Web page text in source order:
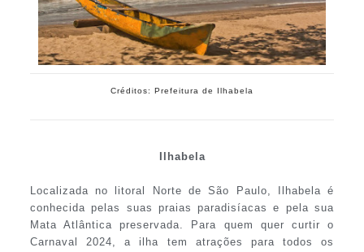
Créditos: Prefeitura de Ilhabela
Ilhabela
Localizada no litoral Norte de São Paulo, Ilhabela é
conhecida pelas suas praias paradisíacas e pela sua
Mata Atlântica preservada. Para quem quer curtir o
Carnaval 2024, a ilha tem atrações para todos os